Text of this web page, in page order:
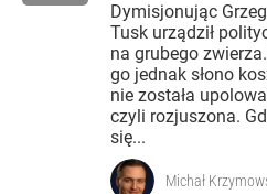
Dymisjonując
Tusk urządził
na grubego
go jednak słono
nie została
czyli rozjuszona.
się...
Michał